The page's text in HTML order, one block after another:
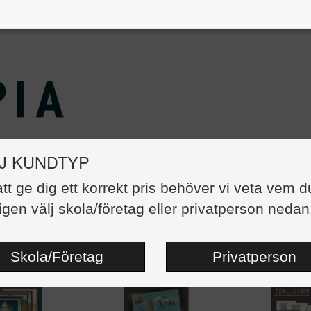
KUNDTYP
ge dig ett korrekt pris behöver vi veta vem
välj skola/företag eller privatperson
Skola/Företag Privatperson
lärare
st artiklar